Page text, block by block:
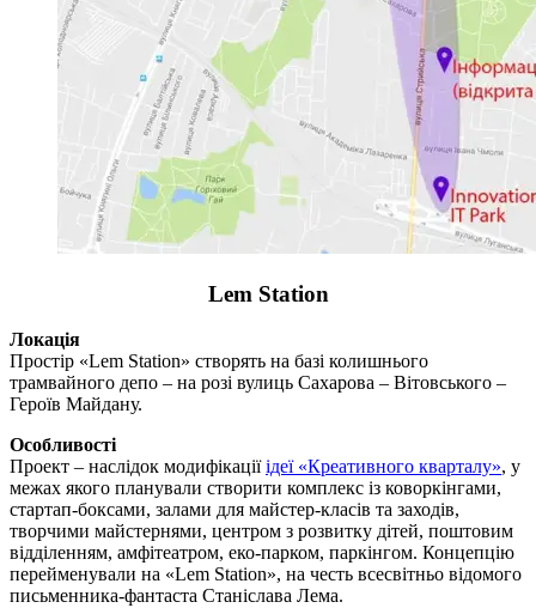
Lem Station
Локація
Простір «Lem Station» створять на базі колишнього
трамвайного депо – на розі вулиць Сахарова – Вітовського –
Героїв Майдану.
Особливості
Проект – наслідок модифікаціїідеї «Креативного кварталу», у
межах якого планували створити комплекс із коворкінгами,
стартап-боксами, залами для майстер-класів та заходів,
творчими майстернями, центром з розвитку дітей, поштовим
відділенням, амфітеатром, еко-парком, паркінгом. Концепцію
перейменували на «Lem Station», на честь всесвітньо відомого
письменника-фантаста Станіслава Лема.